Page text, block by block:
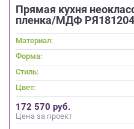
Прямая кухня
пленка/МДФ РЯ181204
Материал:
Форма:
Стиль:
Цвет:
172 570 руб.
Цена за проект